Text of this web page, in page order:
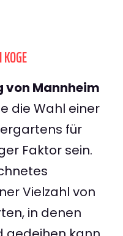
von Mannheim
die Wahl einer
für
Faktor sein.
Vielzahl von
in denen